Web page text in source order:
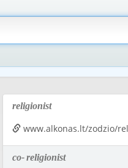
religionist
www.alkonas.lt/zodzio/
co-religionist